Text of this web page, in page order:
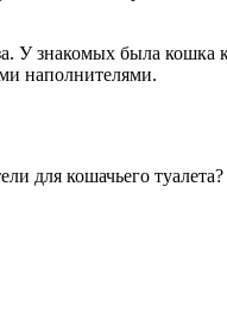
У знакомых была
наполнителями.
для кошачьего туалета?